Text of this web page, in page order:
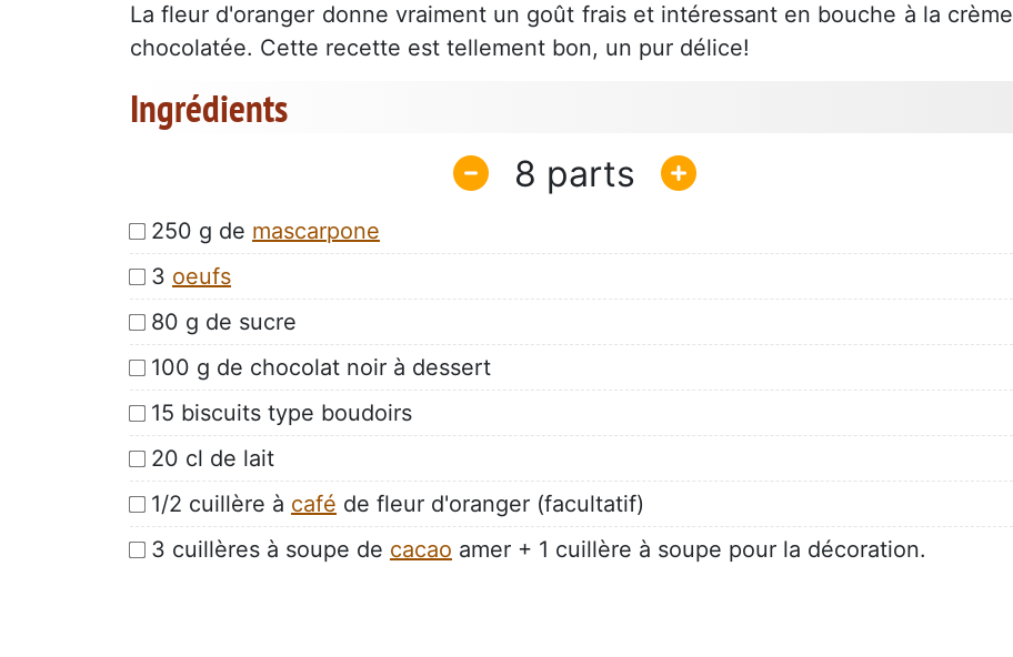
La fleur d'oranger donne vraiment un goût frais et intéressant en bouche à la crème
chocolatée. Cette recette est tellement bon, un pur délice!
Ingrédients
8
250 g de mascarpone
3 oeufs
80 g de sucre
100 g de chocolat noir à dessert
15 biscuits type boudoirs
20 cl de lait
1/2 cuillère à café de fleur d'oranger (facultatif)
3 cuillères à soupe de cacao amer + 1 cuillère à soupe pour la décoration.